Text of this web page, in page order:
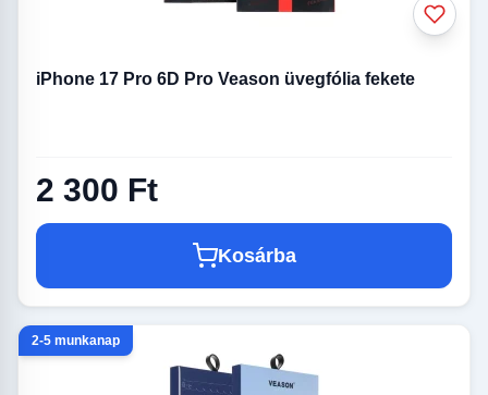
iPhone 17 Pro 6D Pro Veason üvegfólia fekete
2 300 Ft
Kosárba
2-5 munkanap